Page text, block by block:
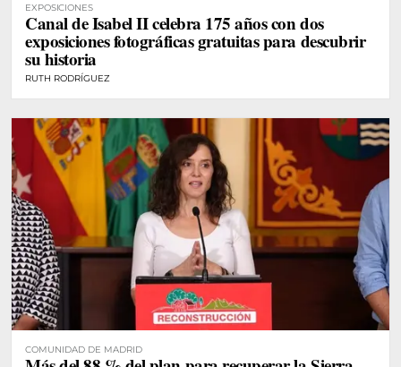
EXPOSICIONES
Canal de Isabel II celebra 175 años con dos
exposiciones fotográficas gratuitas para descubrir
su historia
RUTH RODRÍGUEZ
COMUNIDAD DE MADRID